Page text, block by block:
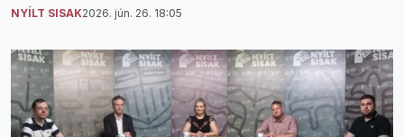
NYÍLT SISAK2026. jún. 26. 18:05